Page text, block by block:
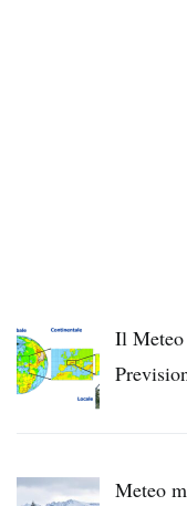
Il
Meteo